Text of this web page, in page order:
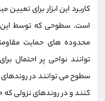
کاربرد این ابزار برای
است. سطوحی که توسط
محدوده های حمایت
توانند نواحی پر احتمال
سطوح می توانند در
کنند و در روندهای نزولی که